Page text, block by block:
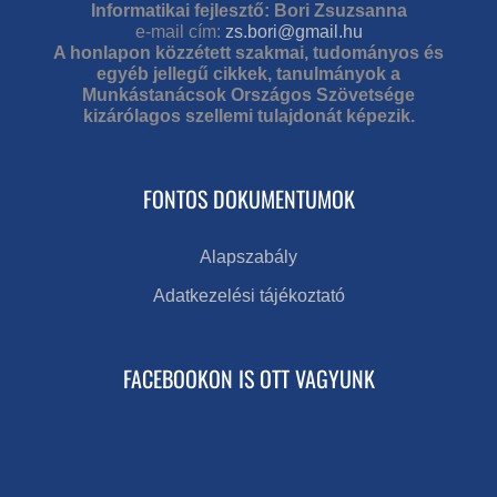
Informatikai fejlesztő: Bori Zsuzsanna
e-mail cím: zs.bori@gmail.hu
A honlapon közzétett szakmai, tudományos és
egyéb jellegű cikkek, tanulmányok a
Munkástanácsok Országos Szövetsége
kizárólagos szellemi tulajdonát képezik.
FONTOS DOKUMENTUMOK
Alapszabály
Adatkezelési tájékoztató
FACEBOOKON IS OTT VAGYUNK